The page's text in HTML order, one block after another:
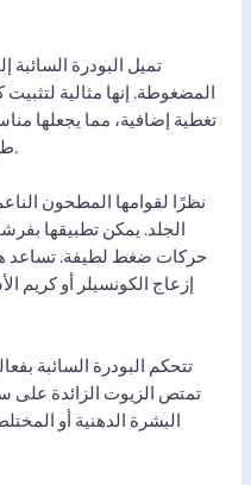
تميل البودرة السائبة
المضغوطة. إنها مثالية
تغطية إضافية، مما يجعلها
طبيعية أو لديهم عيوب بسيطة لإخفائها.
نظرًا لقوامها المطحون
الجلد. يمكن تطبيقها
حركات ضغط لطيفة. تساعد
إزعاج الكونسيلر أو كريم
تتحكم البودرة السائبة
تمتص الزيوت الزائدة على
البشرة الدهنية أو